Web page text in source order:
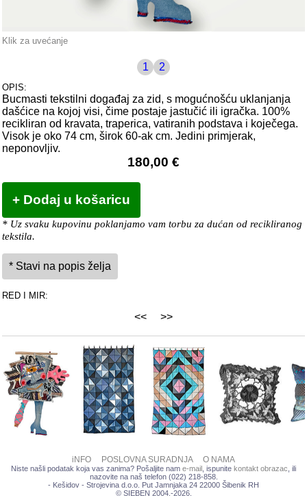
Klik za uvećanje
1 2
OPIS:
Bucmasti tekstilni događaj za zid, s mogućnošću uklanjanja
dašćice na kojoj visi, čime postaje jastučić ili igračka. 100%
recikliran od kravata, traperica, vatiranih podstava i koječega.
Visok je oko 74 cm, širok 60-ak cm. Jedini primjerak,
neponovljiv.
180,00 €
* Uz svaku kupovinu poklanjamo vam torbu za dućan od recikliranog
tekstila.
RED I MIR:
<< >>
iNFO POSLOVNA SURADNJA O NAMA
Niste našli podatak koja vas zanima? Pošaljite nam e-mail , ispunite kontakt obrazac , ili
nazovite na naš telefon (022) 218-858.
- Kešidov - Strojevina d.o.o. Put Jamnjaka 24 22000 Šibenik RH
© SIEBEN 2004.-2026.